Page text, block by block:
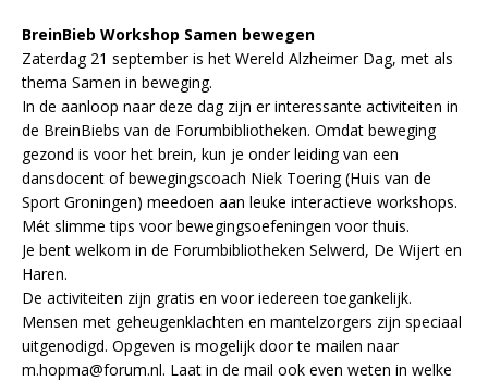
BreinBieb Workshop Samen bewegen
Zaterdag 21 september is het Wereld Alzheimer Dag, met als
thema Samen in beweging.
In de aanloop naar deze dag zijn er interessante activiteiten in
de BreinBiebs van de Forumbibliotheken. Omdat beweging
gezond is voor het brein, kun je onder leiding van een
dansdocent of bewegingscoach Niek Toering (Huis van de
Sport Groningen) meedoen aan leuke interactieve workshops.
Mét slimme tips voor bewegingsoefeningen voor thuis.
Je bent welkom in de Forumbibliotheken Selwerd, De Wijert en
Haren.
De activiteiten zijn gratis en voor iedereen toegankelijk.
Mensen met geheugenklachten en mantelzorgers zijn speciaal
uitgenodigd. Opgeven is mogelijk door te mailen naar
m.hopma@forum.nl. Laat in de mail ook even weten in welke